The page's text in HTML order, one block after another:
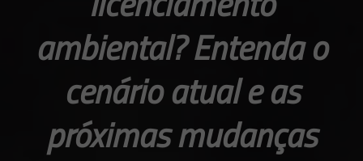
ambiental? Entenda o
cenário atual e as
próximas mudanças